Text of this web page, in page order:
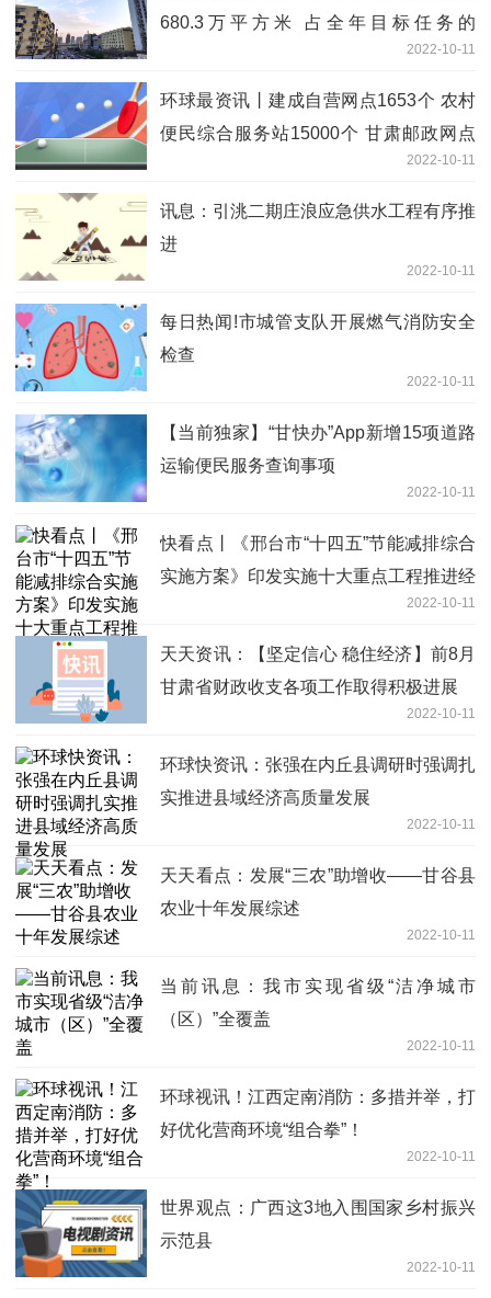
680.3万平方米 占全年目标任务的
2022-10-11
环球最资讯丨建成自营网点1653个 农村
便民综合服务站15000个 甘肃邮政网点
2022-10-11
讯息：引洮二期庄浪应急供水工程有序推
进
2022-10-11
每日热闻!市城管支队开展燃气消防安全
检查
2022-10-11
【当前独家】“甘快办”App新增15项道路
运输便民服务查询事项
2022-10-11
快看点丨《邢台市“十四五”节能减排综合
实施方案》印发实施十大重点工程推进经
2022-10-11
天天资讯：【坚定信心 稳住经济】前8月
甘肃省财政收支各项工作取得积极进展
2022-10-11
环球快资讯：张强在内丘县调研时强调扎
实推进县域经济高质量发展
2022-10-11
天天看点：发展“三农”助增收——甘谷县
农业十年发展综述
2022-10-11
当前讯息：我市实现省级“洁净城市
（区）”全覆盖
2022-10-11
环球视讯！江西定南消防：多措并举，打
好优化营商环境“组合拳”！
2022-10-11
世界观点：广西这3地入围国家乡村振兴
示范县
2022-10-11